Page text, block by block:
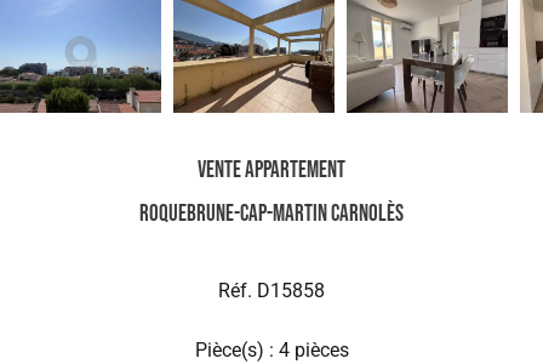
Vente Appartement
Roquebrune-Cap-Martin Carnolès
Réf. D15858
Pièce(s) : 4 pièces